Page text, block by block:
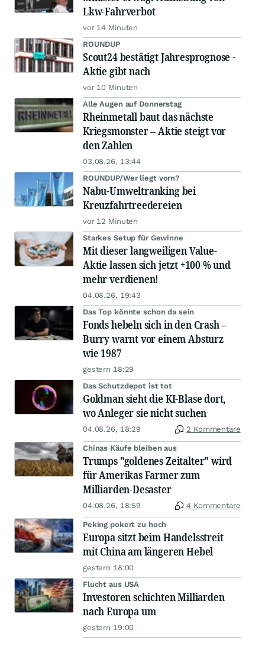
Lkw-Fahrverbot
vor 14 Minuten
ROUNDUP
Scout24 bestätigt Jahresprognose -
Aktie gibt nach
vor 10 Minuten
Alle Augen auf Donnerstag
Rheinmetall baut das nächste
Kriegsmonster – Aktie steigt vor
den Zahlen
03.08.26, 13:44
ROUNDUP/Wer liegt vorn?
Nabu-Umweltranking bei
Kreuzfahrtreedereien
vor 12 Minuten
Starkes Setup für Gewinne
Mit dieser langweiligen Value-
Aktie lassen sich jetzt +100 % und
mehr verdienen!
04.08.26, 19:43
Das Top könnte schon da sein
Fonds hebeln sich in den Crash –
Burry warnt vor einem Absturz
wie 1987
gestern 18:29
Das Schutzdepot ist tot
Goldman sieht die KI-Blase dort,
wo Anleger sie nicht suchen
04.08.26, 18:29 2 Kommentare
Chinas Käufe bleiben aus
Trumps "goldenes Zeitalter" wird
für Amerikas Farmer zum
Milliarden-Desaster
04.08.26, 18:59 4 Kommentare
Peking pokert zu hoch
Europa sitzt beim Handelsstreit
mit China am längeren Hebel
gestern 18:00
Flucht aus USA
Investoren schichten Milliarden
nach Europa um
gestern 19:00